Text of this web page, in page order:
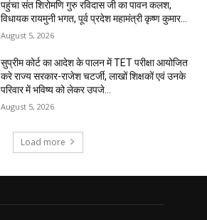
पहुंचा संत शिरोमणि गुरु रविदास जी का पावन कलश,
विधायक रायमुनी भगत, पूर्व प्रदेश महामंत्री कृष्ण कुमार...
August 5, 2026
सुप्रीम कोर्ट का आदेश के पालन में TET परीक्षा आयोजित
करे राज्य सरकार-राजेश चटर्जी, लाखों शिक्षकों एवं उनके
परिवार में भविष्य को लेकर उपजे...
August 5, 2026
Load more